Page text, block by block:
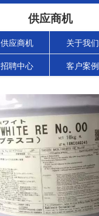
供应商机
供应商机 关于我们
招聘中心 客户案例